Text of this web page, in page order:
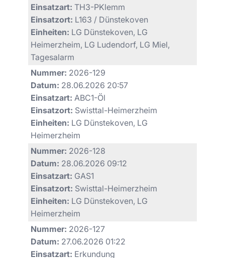
Einsatzart: TH3-PKlemm
Einsatzort: L163 / Dünstekoven
Einheiten: LG Dünstekoven, LG
Heimerzheim, LG Ludendorf, LG Miel,
Tagesalarm
Nummer: 2026-129
Datum: 28.06.2026 20:57
Einsatzart: ABC1-Öl
Einsatzort: Swisttal-Heimerzheim
Einheiten: LG Dünstekoven, LG
Heimerzheim
Nummer: 2026-128
Datum: 28.06.2026 09:12
Einsatzart: GAS1
Einsatzort: Swisttal-Heimerzheim
Einheiten: LG Dünstekoven, LG
Heimerzheim
Nummer: 2026-127
Datum: 27.06.2026 01:22
Einsatzart: Erkundung